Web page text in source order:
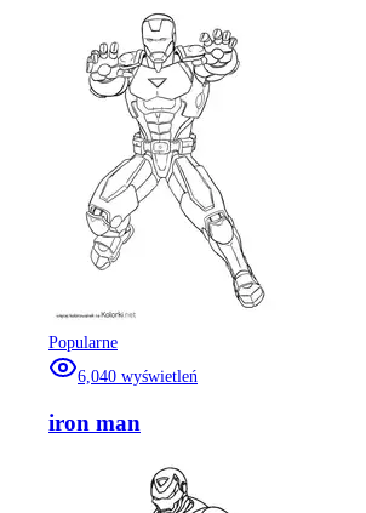
Popularne
6,040 wyświetleń
iron man